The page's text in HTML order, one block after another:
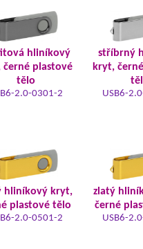
hliníkový
černé plastové
tělo
2.0-0301-2
stříbrný
kryt,
USB6-
hliníkový kryt,
plastové tělo
2.0-0501-2
zlatý
černé
USB6-